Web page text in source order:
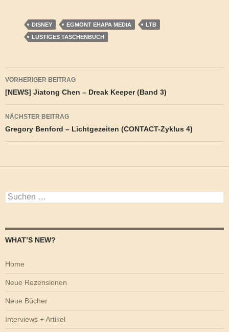
DISNEY EGMONT EHAPA MEDIA
LTB
LUSTIGES TASCHENBUCH
Beitragsnavigation
VORHERIGER BEITRAG
[NEWS] Jiatong Chen – Dreak Keeper (Band 3)
NÄCHSTER BEITRAG
Gregory Benford – Lichtgezeiten (CONTACT-Zyklus 4)
Suchen
nach:
WHAT’S NEW?
Home
Neue Rezensionen
Neue Bücher
Interviews + Artikel